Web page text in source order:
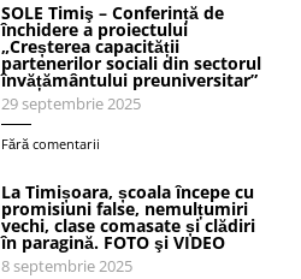
SOLE Timiş – Conferință de
închidere a proiectului
„Creșterea capacității
partenerilor sociali din sectorul
învățământului preuniversitar”
29 septembrie 2025
Fără comentarii
La Timișoara, școala începe cu
promisiuni false, nemulțumiri
vechi, clase comasate și clădiri
în paragină. FOTO şi VIDEO
8 septembrie 2025